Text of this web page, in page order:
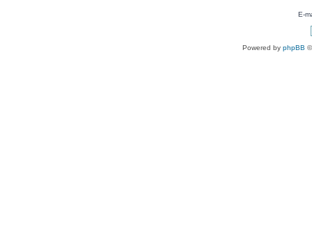
E-
Powered by phpBB